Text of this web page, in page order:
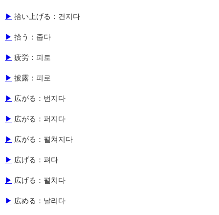
▶ 拾い上げる：건지다
▶ 拾う：줍다
▶ 疲労：피로
▶ 披露：피로
▶ 広がる：번지다
▶ 広がる：퍼지다
▶ 広がる：펼쳐지다
▶ 広げる：펴다
▶ 広げる：펼치다
▶ 広める：날리다